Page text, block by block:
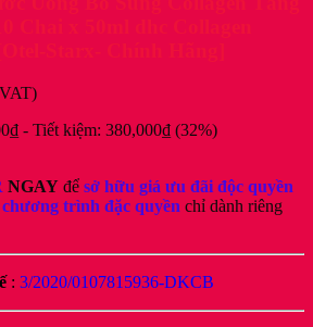
₫ - Tiết kiệm: 380,000₫ (32%)
NGAY để sở hữu giá ưu đãi độc quyền
trình đặc quyền chỉ dành riêng
: 3/2020/0107815936-DKCB